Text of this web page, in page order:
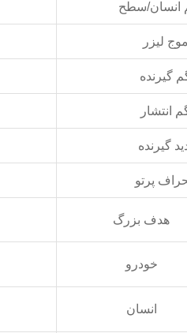
انسان/سطح
لیزر
گیرنده
انتشار
گیرنده
پرتو
هدف بزرگ
خودرو
انسان